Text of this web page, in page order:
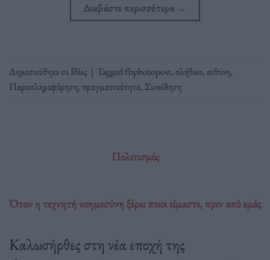
Διαβάστε περισσότερα →
Δημοσιεύθηκε σεΙδέες | Taggedfbphotopost,αλήθεια, ευθύνη,
Παραπληροφόρηση,πραγματικότητα, Συνείδηση
Πολιτισμός
Όταν η τεχνητή νοημοσύνη ξέρει ποιοι είμαστε, πριν από εμάς
Καλωσήρθες στη νέα εποχή της